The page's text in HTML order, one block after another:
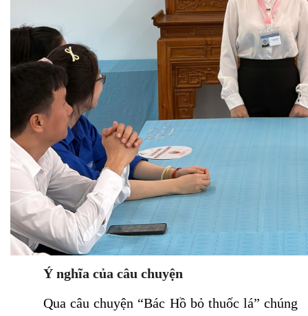
Ý nghĩa của câu chuyện
Qua câu chuyện “Bác Hồ bỏ thuốc lá” chúng